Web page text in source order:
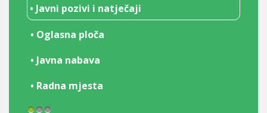
• Javni pozivi i natječaji
• Oglasna ploča
• Javna nabava
• Radna mjesta